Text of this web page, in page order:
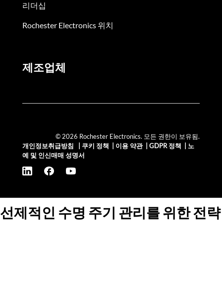
리더십
Rochester Electronics 위치
제조업체
© 2026 Rochester Electronics. 모든 권한이 보유됨.
개인정보취급방침
쿠키 정책 이용 약관| GDPR 정책
노
예 및 인신매매 성명서
선제적인 수명 주기 관리를 위한 전략